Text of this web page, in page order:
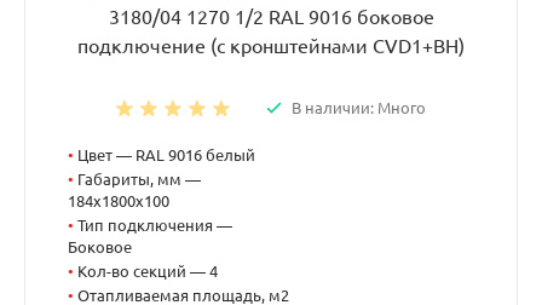
3180/04 1270 1/2 RAL 9016 боковое
подключение (с кронштейнами CVD1+BH)
В наличии: Много
• Цвет — RAL 9016 белый
• Габариты, мм —
184x1800x100
• Тип подключения —
Боковое
• Кол-во секций — 4
• Отапливаемая площадь, м2